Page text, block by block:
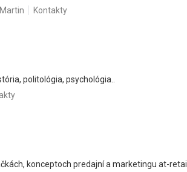
Kontakty
politológia, psychológia..
konceptoch predajní a marketingu at-retail.